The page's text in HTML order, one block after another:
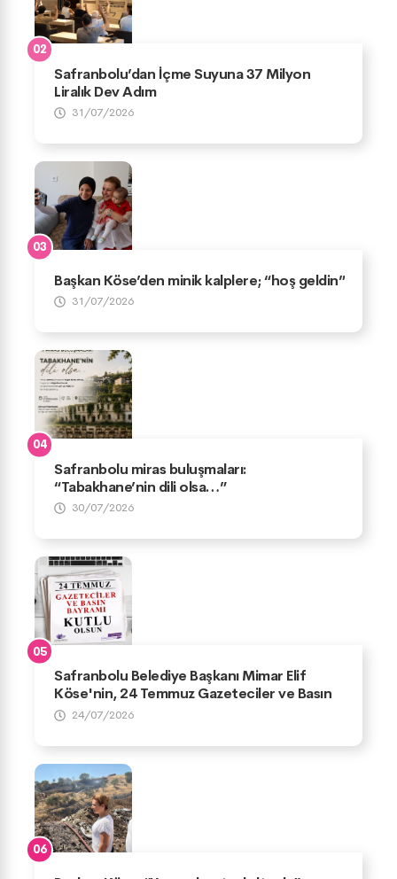
Safranbolu’dan İçme Suyuna 37 Milyon
Liralık Dev Adım
31/07/2026
Başkan Köse’den minik kalplere; “hoş geldin”
31/07/2026
Safranbolu miras buluşmaları:
“Tabakhane’nin dili olsa…”
30/07/2026
Safranbolu Belediye Başkanı Mimar Elif
Köse'nin, 24 Temmuz Gazeteciler ve Basın
Bayramı Mesajı
24/07/2026